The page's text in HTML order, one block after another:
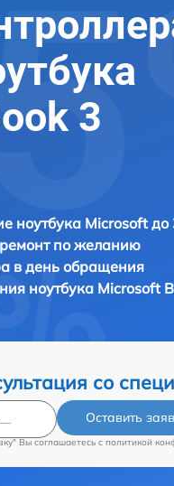
3
ноутбука Microsoft до
ремонт по желанию
в день обращения
ноутбука Microsoft
со
Оставить
Вы соглашаетесь c политикой